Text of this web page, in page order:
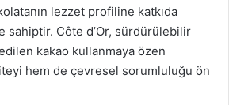
lezzet profiline katkıda
sahiptir. Côte d’Or, sürdürülebilir
kakao kullanmaya özen
hem de çevresel sorumluluğu ön